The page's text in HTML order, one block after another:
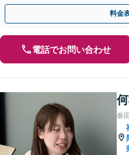
す【リーズナブルな費用】【赤坂駅
料金
電話でお問い合わせ
春